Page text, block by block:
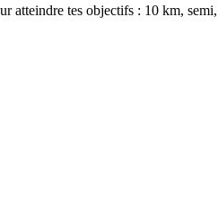
atteindre tes objectifs : 10 km,